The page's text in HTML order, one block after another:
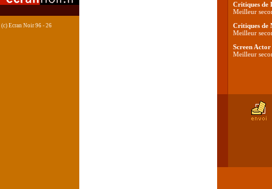
(c) Ecran Noir 96 - 26
Critiques de
Meilleur
Critiques de
Meilleur
Screen
Meilleur